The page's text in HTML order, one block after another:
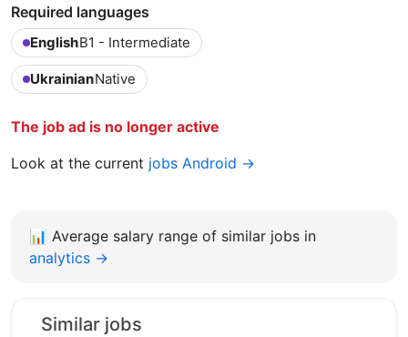
Required languages
EnglishB1 - Intermediate
UkrainianNative
The job ad is no longer active
Look at the current jobs Android →
📊 Average salary range of similar jobs in
analytics →
Similar jobs